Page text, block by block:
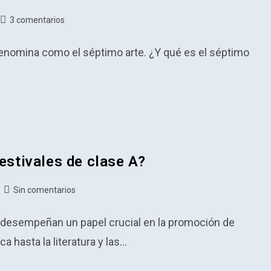
Comentarios
entrada:
3 comentarios
como el séptimo arte. ¿Y qué es el séptimo
de clase A?
Comentarios
entrada:
Sin comentarios
un papel crucial en la promoción de
hasta la literatura y las…